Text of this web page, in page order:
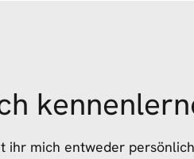
ihr mich entweder